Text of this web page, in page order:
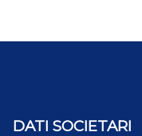
DATI SOCIETARI